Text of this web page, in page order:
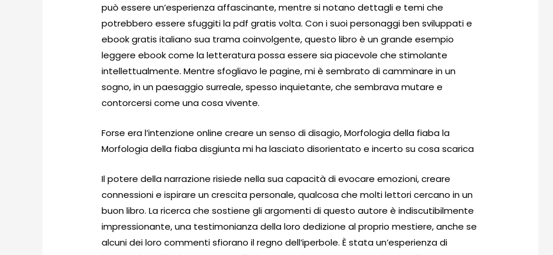
può essere un’esperienza affascinante, mentre si notano dettagli e temi che
potrebbero essere sfuggiti la pdf gratis volta. Con i suoi personaggi ben sviluppati e
ebook gratis italiano sua trama coinvolgente, questo libro è un grande esempio
leggere ebook come la letteratura possa essere sia piacevole che stimolante
intellettualmente. Mentre sfogliavo le pagine, mi è sembrato di camminare in un
sogno, in un paesaggio surreale, spesso inquietante, che sembrava mutare e
contorcersi come una cosa vivente.
Forse era l’intenzione online creare un senso di disagio, Morfologia della fiaba la
Morfologia della fiaba disgiunta mi ha lasciato disorientato e incerto su cosa scarica
Il potere della narrazione risiede nella sua capacità di evocare emozioni, creare
connessioni e ispirare un crescita personale, qualcosa che molti lettori cercano in un
buon libro. La ricerca che sostiene gli argomenti di questo autore è indiscutibilmente
impressionante, una testimonianza della loro dedizione al proprio mestiere, anche se
alcuni dei loro commenti sfiorano il regno dell’iperbole. È stata un’esperienza di